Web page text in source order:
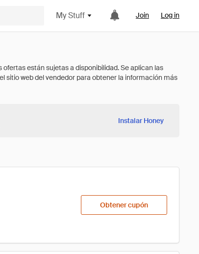
My Stuff Join Log in
Instalar Honey
Obtener cupón